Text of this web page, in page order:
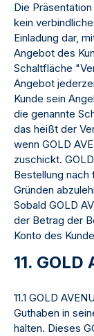
Die
kein
Einladung dar,
Angebot des
Schaltfläche
Angebot
Kunde sein
die genannte
das heißt der
wenn GOLD
zuschickt.
Bestellung nach
Gründen
Sobald GOLD
der Betrag der
Konto des
11. GOLD
11.1 GOLD
Guthaben in
halten. Dieses